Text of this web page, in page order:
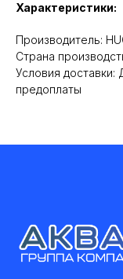
Характеристики:
Производитель:
Cтрана
Условия доставки:
предоплаты